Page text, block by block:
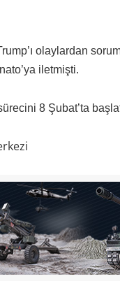
olaylardan
iletmişti.
8 Şubat’ta